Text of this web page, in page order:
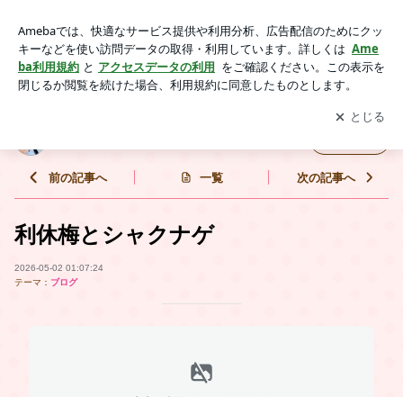
アプリをダウンロードして ブログの更新通知
を受け取りまし
ょう。
開く
前の記事へ 一覧 次の記事へ
利休梅とシャクナゲ
2026-05-02 01:07:24
テーマ： ブログ